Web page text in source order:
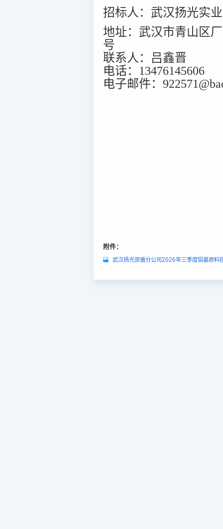
招标人：武汉扬光实
地址：武汉市青山区
号
联系人：吕鑫晋
电话：13476145606
电子邮件：
附件：
武汉扬光资循分公司2026年三季度铝基原料